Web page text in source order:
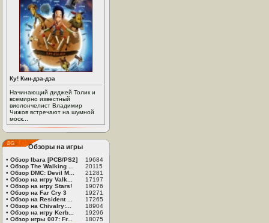
Ку! Кин-дза-дза
Начинающий диджей Толик и
всемирно известный
виолончелист Владимир
Чижов встречают на шумной
моск...
Обзоры на игры
• Обзор Ibara [PCB/PS2]
19684
• Обзор The Walking ...
20115
• Обзор DMC: Devil M...
21281
• Обзор на игру Valk...
17197
• Обзор на игру Stars!
19076
• Обзор на Far Cry 3
19271
• Обзор на Resident ...
17265
• Обзор на Chivalry:...
18904
• Обзор на игру Kerb...
19296
• Обзор игры 007: Fr... 18075